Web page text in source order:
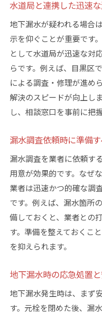
水道局と連携した迅速
地下漏水が疑われる場合
示を仰ぐことが重要です
として水道局が迅速な対
らです。例えば、目黒区
による調査・修理が進め
解決のスピードが向上し
し、相談窓口を事前に把
漏水調査依頼時に準備
漏水調査を業者に依頼す
用意が効果的です。なぜ
業者は迅速かつ的確な調
です。例えば、漏水箇所
備しておくと、業者との
す。準備を整えておくこ
を抑えられます。
地下漏水時の応急処置
地下漏水発生時は、まず
す。元栓を閉めた後、漏